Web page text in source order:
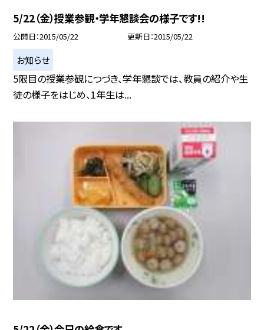
5/22（金）授業参観・学年懇談会の様子です!!
公開日 2015/05/22 更新日 2015/05/22
お知らせ
5限目の授業参観につづき、学年懇談では、教員の紹介や生
徒の様子をはじめ、1年生は...